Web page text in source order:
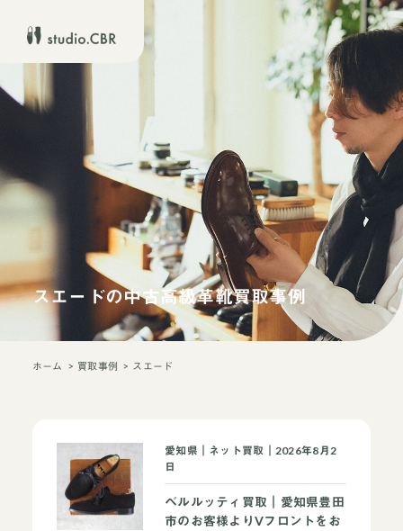
スエードの中古高級革靴買取事例
ホーム 買取事例 スエード
愛知県｜ネット買取｜2026年8月2
日
ベルルッティ買取｜愛知県豊田
市のお客様よりVフロントをお